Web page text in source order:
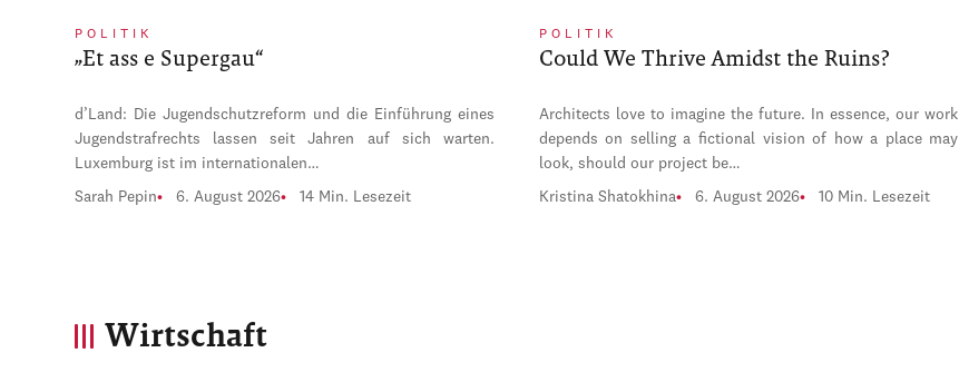
POLITIK
„Et ass e Supergau“
d’Land: Die Jugendschutzreform und die Einführung eines
Jugendstrafrechts lassen seit Jahren auf sich warten.
Luxemburg ist im internationalen…
Sarah Pepin 6. August 2026 14 Min. Lesezeit
POLITIK
Could We Thrive Amidst the Ruins?
Architects love to imagine the future. In essence, our work
depends on selling a fictional vision of how a place may
look, should our project be…
Kristina Shatokhina 6. August 2026 10 Min. Lesezeit
Wirtschaft